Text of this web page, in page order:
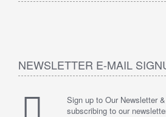
NEWSLETTER E-MAIL
Sign up to Our Newsletter
subscribing to our